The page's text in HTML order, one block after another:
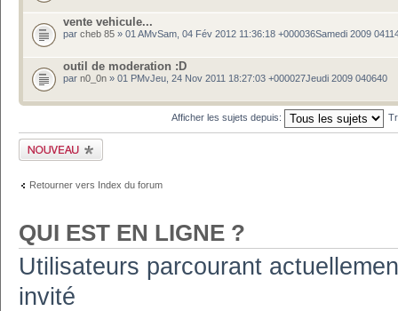
vente vehicule...
par cheb 85 » 01 AMvSam, 04 Fév 2012 11:36:18 +000036Samedi 2009
outil de moderation :D
par n0_0n » 01 PMvJeu, 24 Nov 2011 18:27:03 +000027Jeudi 2009 040640
Afficher les sujets depuis:
Publier un nouveau
sujet
Retourner vers Index du forum
QUI EST EN LIGNE ?
Utilisateurs parcourant
invité